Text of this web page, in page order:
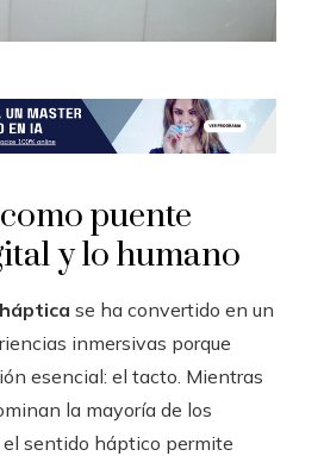
puente
y lo humano
se ha convertido en un
inmersivas porque
esencial: el tacto. Mientras
la mayoría de los
sentido háptico permite